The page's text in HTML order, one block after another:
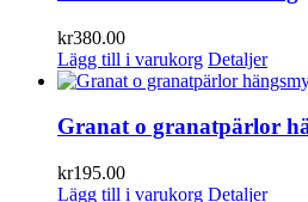
kr380.00
Lägg till i varukorg Detaljer
Granat o granatpärlor
kr195.00
Lägg till i varukorg Detaljer